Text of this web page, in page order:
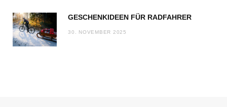
GESCHENKIDEEN FÜR RADFAHRER
30. NOVEMBER 2025